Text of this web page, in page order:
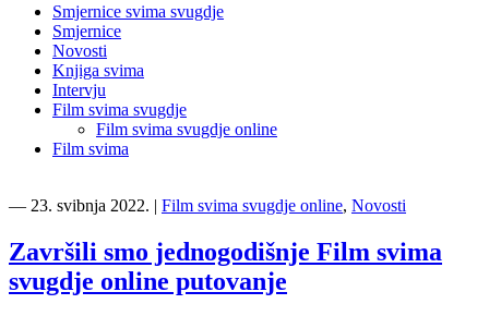
Smjernice svima svugdje
Smjernice
Novosti
Knjiga svima
Intervju
Film svima svugdje
Film svima svugdje online
Film svima
― 23. svibnja 2022. | Film svima svugdje online, Novosti
Završili smo jednogodišnje Film svima
svugdje online putovanje